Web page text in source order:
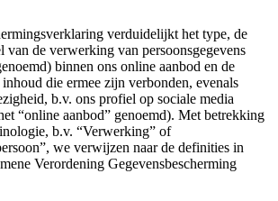
verduidelijkt het type, de
van de verwerking van persoonsgegevens
binnen ons online aanbod en de
die ermee zijn verbonden, evenals
b.v. ons profiel op sociale media
“online aanbod” genoemd). Met betrekking
b.v. “Verwerking” of
we verwijzen naar de definities in
Verordening Gegevensbescherming